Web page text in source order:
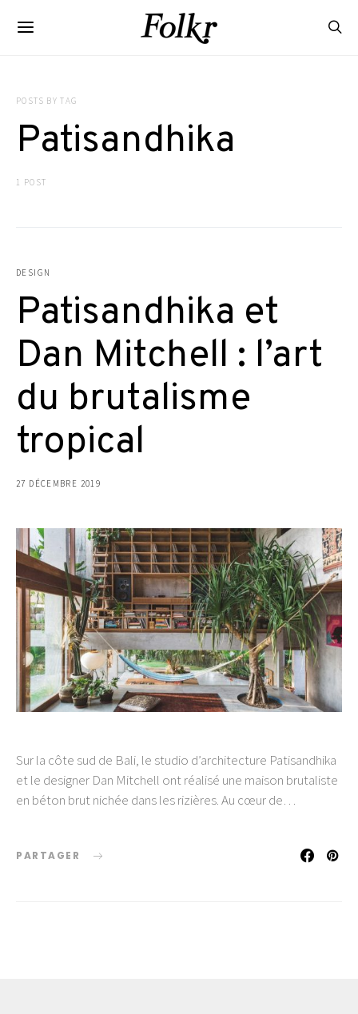
POSTS BY TAG
Patisandhika
1 POST
DESIGN
Patisandhika et
Dan Mitchell : l’art
du brutalisme
tropical
27 DÉCEMBRE 2019
Sur la côte sud de Bali, le studio d’architecture Patisandhika
et le designer Dan Mitchell ont réalisé une maison brutaliste
en béton brut nichée dans les rizières. Au cœur de…
PARTAGER